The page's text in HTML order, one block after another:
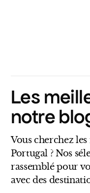
Les
notre
Vous cherchez
Portugal ? Nos
rassemblé pour
avec des